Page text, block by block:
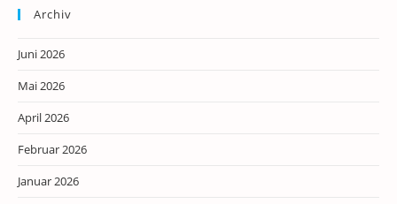
Archiv
Juni 2026
Mai 2026
April 2026
Februar 2026
Januar 2026